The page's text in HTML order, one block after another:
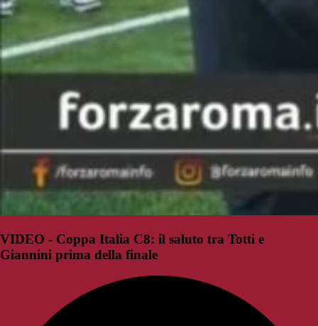
VIDEO - Coppa Italia C8: il saluto tra Totti e
Giannini prima della finale